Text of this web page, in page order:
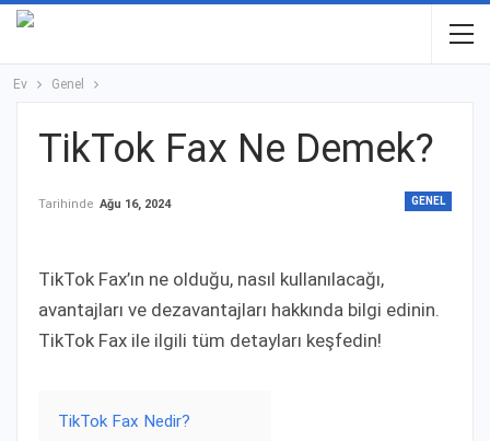
Ev Genel
TikTok Fax Ne Demek?
GENEL
Tarihinde Ağu 16, 2024
TikTok Fax’ın ne olduğu, nasıl kullanılacağı,
avantajları ve dezavantajları hakkında bilgi edinin.
TikTok Fax ile ilgili tüm detayları keşfedin!
TikTok Fax Nedir?